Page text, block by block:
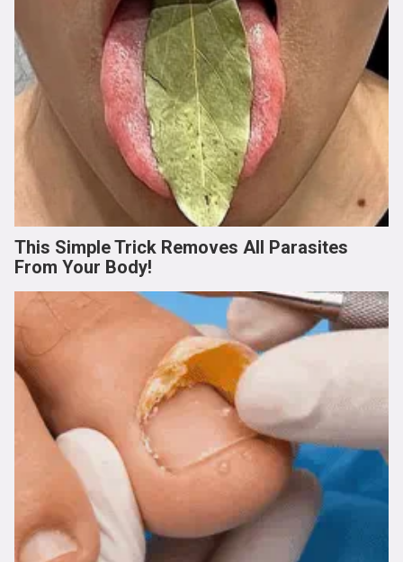
This Simple Trick Removes All Parasites
From Your Body!